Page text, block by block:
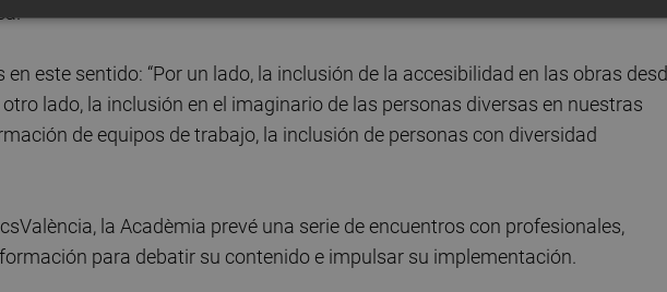
este sentido: “Por un lado, la inclusión de la accesibilidad en las obras
lado, la inclusión en el imaginario de las personas diversas en nuestras
de equipos de trabajo, la inclusión de personas con diversidad
la Acadèmia prevé una serie de encuentros con profesionales,
para debatir su contenido e impulsar su implementación.